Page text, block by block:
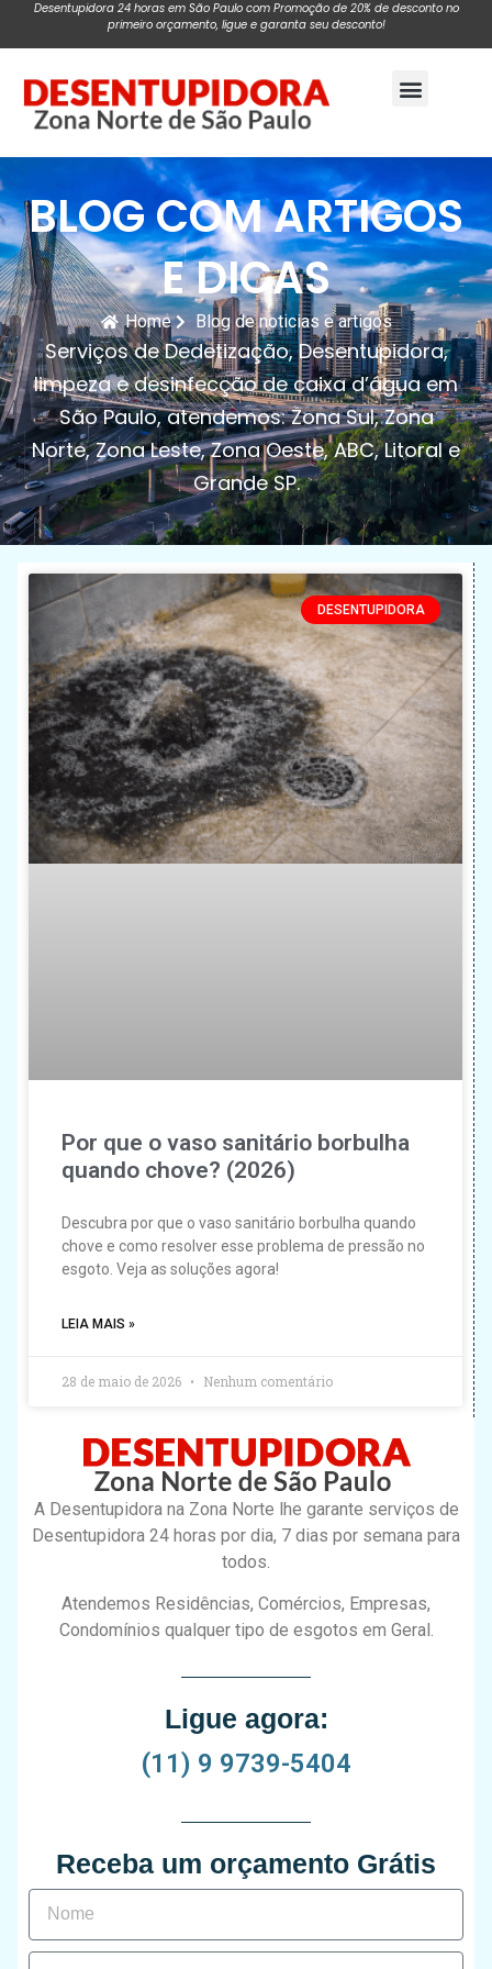
Desentupidora 24 horas em São Paulo com Promoção de 20% de desconto no
primeiro orçamento, ligue e garanta seu desconto!
BLOG COM ARTIGOS
E DICAS
Home Blog de noticias e artigos
Serviços de Dedetização, Desentupidora,
limpeza e desinfecção de caixa d’água em
São Paulo, atendemos: Zona Sul, Zona
Norte, Zona Leste, Zona Oeste, ABC, Litoral e
Grande SP.
DESENTUPIDORA
Por que o vaso sanitário borbulha
quando chove? (2026)
Descubra por que o vaso sanitário borbulha quando
chove e como resolver esse problema de pressão no
esgoto. Veja as soluções agora!
LEIA MAIS »
28 de maio de 2026 Nenhum comentário
A Desentupidora na Zona Norte lhe garante serviços de
Desentupidora 24 horas por dia, 7 dias por semana para
todos.
Atendemos Residências, Comércios, Empresas,
Condomínios qualquer tipo de esgotos em Geral.
Ligue agora:
(11) 9 9739-5404
Receba um orçamento Grátis